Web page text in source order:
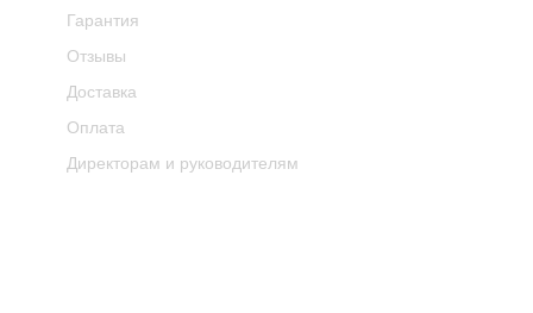
Гарантия
Отзывы
Доставка
Оплата
Директорам и руководителям